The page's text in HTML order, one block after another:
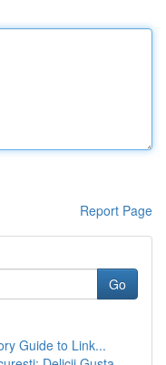
Report Page
Go
Guide to Link...